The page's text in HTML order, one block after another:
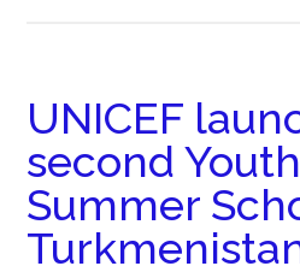
UNICEF
second
Summer